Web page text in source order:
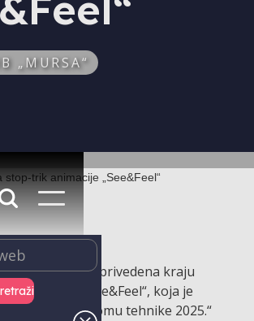
„MURSA“
11. srpnja, privedena kraju
animacije „See&Feel“, koja je
„23. Ljeta u Domu tehnike 2025.“